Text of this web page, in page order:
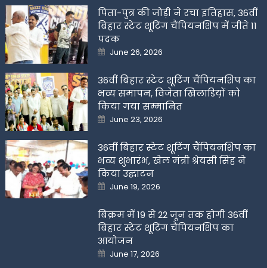
पिता-पुत्र की जोड़ी ने रचा इतिहास, 36वीं
बिहार स्टेट शूटिंग चैंपियनशिप में जीते 11
पदक
Posted
on
June 26, 2026
36वीं बिहार स्टेट शूटिंग चैंपियनशिप का
भव्य समापन, विजेता खिलाडिय़ों को
किया गया सम्मानित
Posted
on
June 23, 2026
36वीं बिहार स्टेट शूटिंग चैंपियनशिप का
भव्य शुभारंभ, खेल मंत्री श्रेयसी सिंह ने
किया उद्घाटन
Posted
on
June 19, 2026
बिक्रम में 19 से 22 जून तक होगी 36वीं
बिहार स्टेट शूटिंग चैंपियनशिप का
आयोजन
Posted
on
June 17, 2026